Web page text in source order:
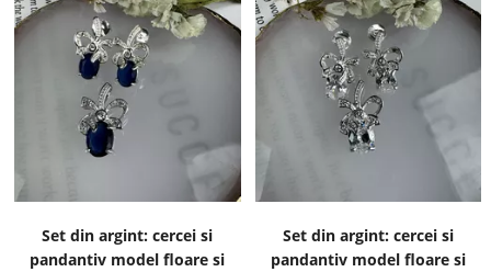
Set din argint: cercei si
pandantiv model floare si
Set din argint: cercei si
pandantiv model floare si